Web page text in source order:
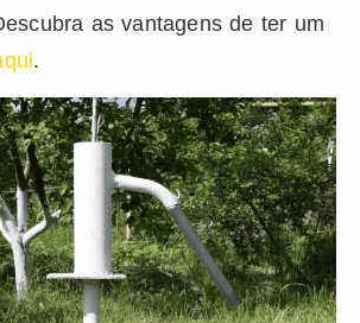
as vantagens de ter um
.